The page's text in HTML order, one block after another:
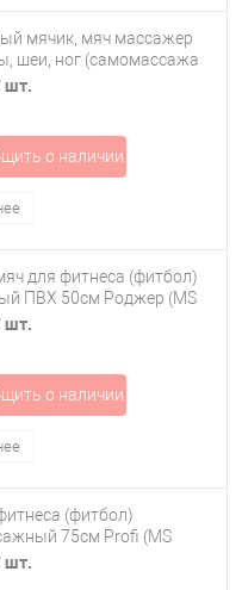
мячик, мяч массажер
шеи, ног (самомассажа
релиза)
2481)
шт.
о наличии
для фитнеса (фитбол)
ПВХ 50см Роджер (MS
шт.
о наличии
(фитбол)
75см Profi (MS
шт.